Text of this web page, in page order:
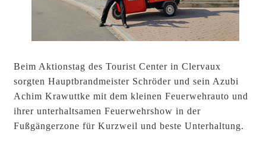
Beim Aktionstag des Tourist Center in Clervaux
sorgten Hauptbrandmeister Schröder und sein Azubi
Achim Krawuttke mit dem kleinen Feuerwehrauto und
ihrer unterhaltsamen Feuerwehrshow in der
Fußgängerzone für Kurzweil und beste Unterhaltung.